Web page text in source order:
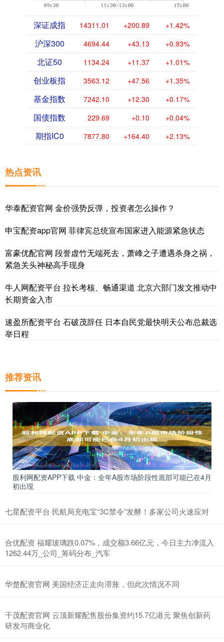
深证成指 14311.01 +200.89 +1.42%
沪深300 4694.44 +43.13 +0.93%
北证50 1134.24 +11.37 +1.01%
创业板指 3563.12 +47.56 +1.35%
基金指数 7242.10 +12.30 +0.17%
国债指数 229.69 +0.10 +0.04%
期指IC0 7877.80 +164.40 +2.13%
热点资讯
华泰配资官网 金价强势反弹，投资者怎么操作？
申宝配资app官网 菲律宾总统宣布国家进入能源紧急状态
富豪优配官网 段誉虚竹无端死去，萧峰之子遭遇杀身之祸，
紧急关头神秘高手现身
牛人网配资平台 拉长考核、畅通渠道 北京六部门发文推动中
长期资金入市
速盈所配资平台 石破茂辞任 日本自民党最快明天公布总裁选
举日程
推荐资讯
股利网配资APP下载 中金：全年A股市场阶段性底部可能已在4月
初出现
七星配资平台 民航局充电宝“3C禁令”发酵！多家公司火速应对
合优配资 福耀玻璃跌0.07%，成交额3.66亿元，今日主力净流入
1262.44万_公司_筹码分布_汽车
华楚配资官网 美国经济正走向滞胀，但此次情况不同
千茂配资官网 云顶新耀配售股份集资约15.7亿港元 聚焦创新药
研发与商业化